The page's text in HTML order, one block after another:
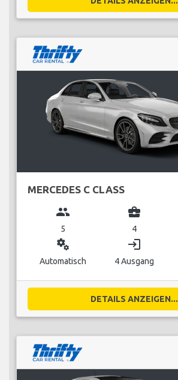
MERCEDES C CLASS
group
5
business_center
4
miscellaneous_services
Automatisch
login
4 Ausgang
DETAILS ANZEIGEN...